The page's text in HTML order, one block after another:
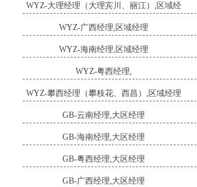
WYZ-大理经理（大理宾川、丽江）,区域经
WYZ-广西经理,区域经理
WYZ-海南经理,区域经理
WYZ-粤西经理,
WYZ-攀西经理（攀枝花、西昌）,区域经理
GB-云南经理,大区经理
GB-海南经理,大区经理
GB-粤西经理,大区经理
GB-广西经理,大区经理